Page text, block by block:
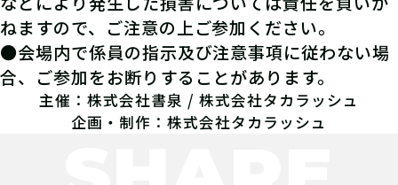
ねますので、ご注意の上ご参加ください。
●会場内で係員の指示及び注意事項に従わない場
合、ご参加をお断りすることがあります。
主催：株式会社書泉 / 株式会社タカラッシュ
企画・制作：株式会社タカラッシュ